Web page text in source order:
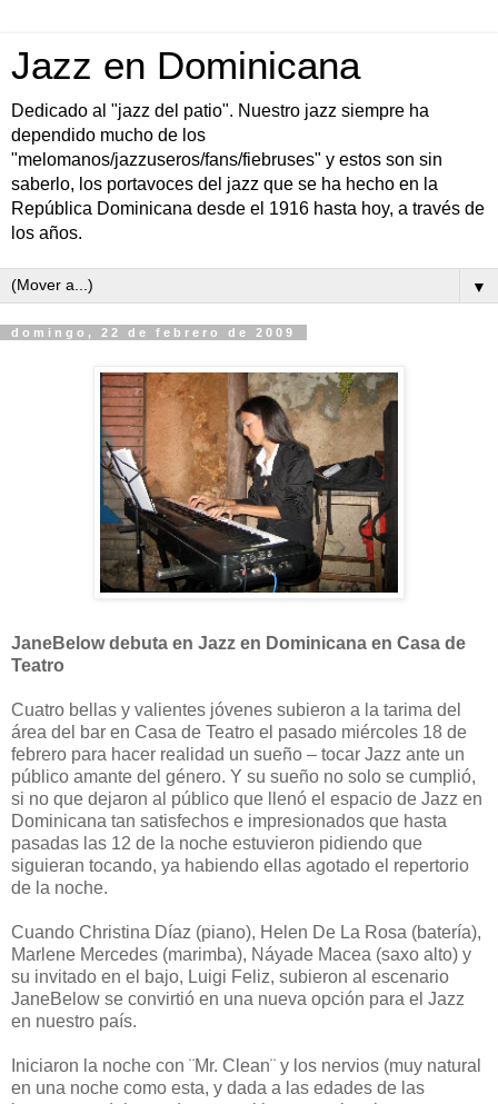
Jazz en Dominicana
Dedicado al "jazz del patio". Nuestro jazz siempre ha
dependido mucho de los
"melomanos/jazzuseros/fans/fiebruses" y estos son sin
saberlo, los portavoces del jazz que se ha hecho en la
República Dominicana desde el 1916 hasta hoy, a través de
los años.
▼
domingo, 22 de febrero de 2009
JaneBelow debuta en Jazz en Dominicana en Casa de
Teatro
Cuatro bellas y valientes jóvenes subieron a la tarima del
área del bar en Casa de Teatro el pasado miércoles 18 de
febrero para hacer realidad un sueño – tocar Jazz ante un
público amante del género. Y su sueño no solo se cumplió,
si no que dejaron al público que llenó el espacio de Jazz en
Dominicana tan satisfechos e impresionados que hasta
pasadas las 12 de la noche estuvieron pidiendo que
siguieran tocando, ya habiendo ellas agotado el repertorio
de la noche.
Cuando Christina Díaz (piano), Helen De La Rosa (batería),
Marlene Mercedes (marimba), Náyade Macea (saxo alto) y
su invitado en el bajo, Luigi Feliz, subieron al escenario
JaneBelow se convirtió en una nueva opción para el Jazz
en nuestro país.
Iniciaron la noche con ¨Mr. Clean¨ y los nervios (muy natural
en una noche como esta, y dada a las edades de las